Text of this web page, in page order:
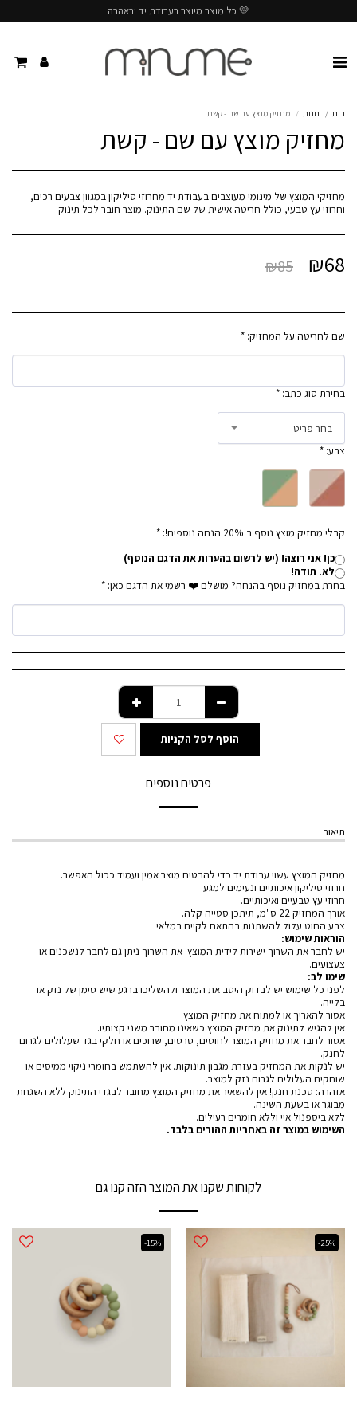
💛 כל מוצר מיוצר בעבודת יד ובאהבה
בית חנות מחזיק מוצץ עם שם - קשת
מחזיק מוצץ עם שם - קשת
מחזיקי המוצץ של מינומי מעוצבים בעבודת יד מחרוזי סיליקון במגוון צבעים רכים,
וחרוזי עץ טבעי, כולל חריטה אישית של שם התינוק. מוצר חובר לכל תינוק!
₪68
₪85
שם לחריטה על המחזיק: *
בחירת סוג כתב: *
בחר פריט
צבע: *
קבלי מחזיק מוצץ נוסף ב 20% הנחה נוספים!:
*
כן! אני רוצה! (יש לרשום בהערות את הדגם הנוסף)
לא. תודה!
בחרת במחזיק נוסף בהנחה? מושלם ❤️ רשמי את הדגם כאן: *
הוסף לסל הקניות
פרטים נוספים
תיאור
מחזיק המוצץ עשוי עבודת יד כדי להבטיח מוצר אמין ועמיד ככול האפשר.
חרוזי סיליקון איכותיים ונעימים למגע.
חרוזי עץ טבעיים ואיכותיים.
אורך המחזיק 22 ס"מ, תיתכן סטייה קלה.
צבע החוט עלול להשתנות בהתאם לקיים במלאי
הוראות שימוש:
יש לחבר את השרוך ישירות לידית המוצץ. את השרוך ניתן גם לחבר לנשכנים או
צעצועים.
שימו לב:
לפני כל שימוש יש לבדוק היטב את המוצר ולהשליכו ברגע שיש סימן של נזק או
בלייה.
אסור להאריך או למתוח את מחזיק המוצץ!
אין להגיש לתינוק את מחזיק המוצץ כשאינו מחובר משני קצותיו.
אסור לחבר את מחזיק המוצר לחוטים, סרטים, שרוכים או חלקי בגד שעלולים לגרום
לחנק.
יש לנקות את המחזיק בעזרת מגבון תינוקות. אין להשתמש בחומרי ניקוי ממיסים או
שוחקים העלולים לגרום נזק למוצר.
אזהרה: סכנת חנק! אין להשאיר את מחזיק המוצץ מחובר לבגדי התינוק ללא השגחת
מבוגר או בשעת השינה.
ללא ביספנול איי וללא חומרים רעילים.
השימוש במוצר זה באחריות ההורים בלבד.
לקוחות שקנו את המוצר הזה קנו גם
-25%
-15%